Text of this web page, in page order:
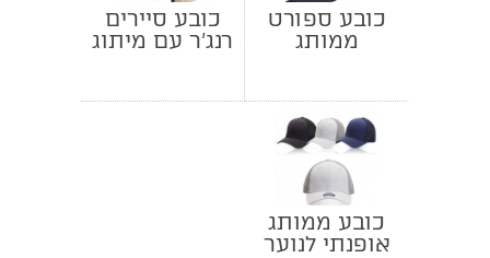
כובע ספורט
ממותג
כובע סיירים
רנג'ר עם מיתוג
כובע ממותג
אופנתי לנוער